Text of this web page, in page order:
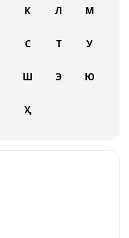
К Л М
С Т У
Ш Э Ю
Ҳ